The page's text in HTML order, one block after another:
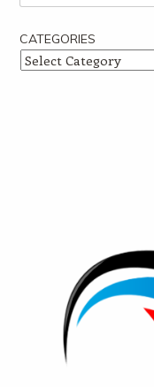
CATEGORIES
Categories